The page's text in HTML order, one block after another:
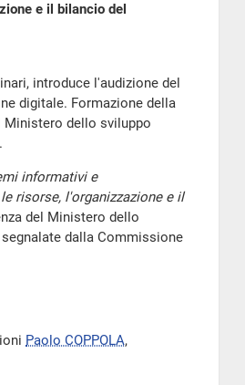
e il bilancio del
introduce l'audizione del
digitale. Formazione della
Ministero dello sviluppo
informativi e
risorse, l'organizzazione e il
del Ministero dello
dalla Commissione
Paolo COPPOLA,